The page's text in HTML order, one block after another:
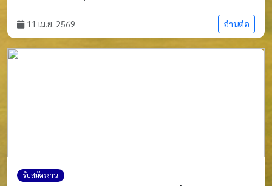
11 เม.ย. 2569 อ่านต่อ
รับสมัครงาน